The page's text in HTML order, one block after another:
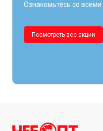
Ознакомьтесь со
Посмотреть все акции